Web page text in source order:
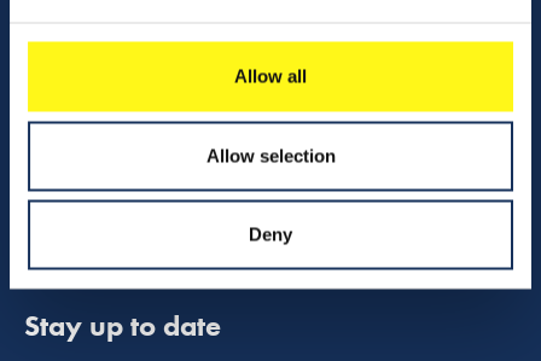
Allow all
Allow selection
Deny
Activities
Boskalis shop - merchandise
Stay up to date